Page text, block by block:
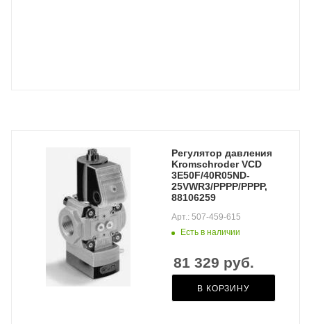
Регулятор давления
Kromschroder VCD
3E50F/40R05ND-
25VWR3/PPPP/PPPP,
88106259
Есть в наличии
Арт.: 507-459-615
81 329 руб.
В КОРЗИНУ